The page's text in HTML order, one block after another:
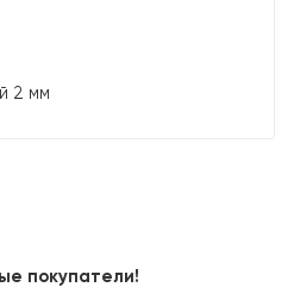
2 мм
покупатели!